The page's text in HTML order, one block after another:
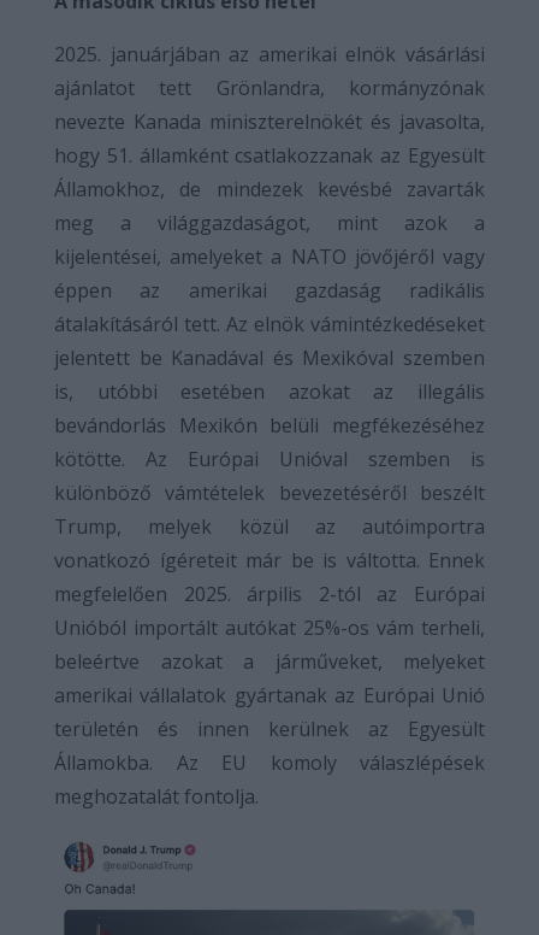
2025. januárjában az amerikai elnök vásárlási
ajánlatot tett Grönlandra, kormányzónak
nevezte Kanada miniszterelnökét és javasolta,
hogy 51. államként csatlakozzanak az Egyesült
Államokhoz, de mindezek kevésbé zavarták
meg a világgazdaságot, mint azok a
kijelentései, amelyeket a NATO jövőjéről vagy
éppen az amerikai gazdaság radikális
átalakításáról tett. Az elnök vámintézkedéseket
jelentett be Kanadával és Mexikóval szemben
is, utóbbi esetében azokat az illegális
bevándorlás Mexikón belüli megfékezéséhez
kötötte. Az Európai Unióval szemben is
különböző vámtételek bevezetéséről beszélt
Trump, melyek közül az autóimportra
vonatkozó ígéreteit már be is váltotta. Ennek
megfelelően 2025. árpilis 2-tól az Európai
Unióból importált autókat 25%-os vám terheli,
beleértve azokat a járműveket, melyeket
amerikai vállalatok gyártanak az Európai Unió
területén és innen kerülnek az Egyesült
Államokba. Az EU komoly válaszlépések
meghozatalát fontolja.